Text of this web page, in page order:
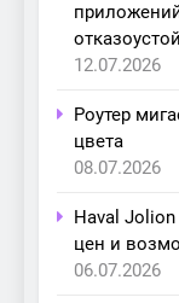
12.07.2026
Роутер
цвета
08.07.2026
Haval
цен и
06.07.2026